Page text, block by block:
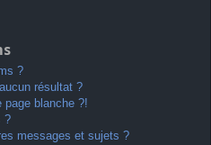
?
résultat ?
page blanche ?!
?
messages et sujets ?